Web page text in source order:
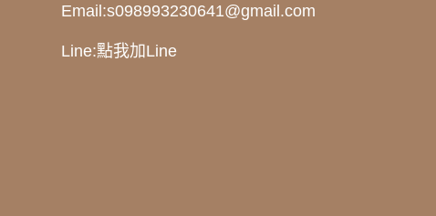
Email:s098993230641@gmail.com
Line:點我加Line